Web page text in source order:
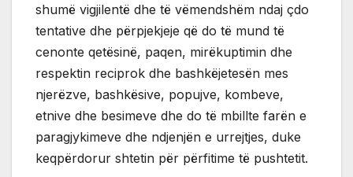
shumë vigjilentë dhe të vëmendshëm ndaj çdo
tentative dhe përpjekjeje që do të mund të
cenonte qetësinë, paqen, mirëkuptimin dhe
respektin reciprok dhe bashkëjetesën mes
njerëzve, bashkësive, popujve, kombeve,
etnive dhe besimeve dhe do të mbillte farën e
paragjykimeve dhe ndjenjën e urrejtjes, duke
keqpërdorur shtetin për përfitime të pushtetit.